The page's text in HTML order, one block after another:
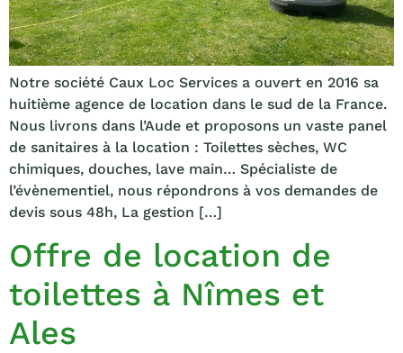
Notre société Caux Loc Services a ouvert en 2016 sa
huitième agence de location dans le sud de la France.
Nous livrons dans l’Aude et proposons un vaste panel
de sanitaires à la location : Toilettes sèches, WC
chimiques, douches, lave main… Spécialiste de
l’évènementiel, nous répondrons à vos demandes de
devis sous 48h, La gestion […]
Offre de location de
toilettes à Nîmes et
Ales